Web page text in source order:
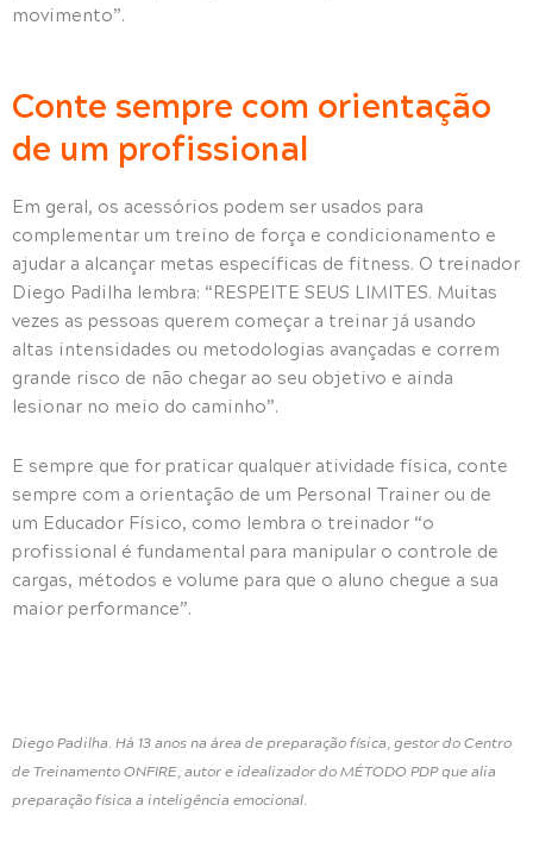
movimento”.
Conte sempre com orientação
de um profissional
Em geral, os acessórios podem ser usados para
complementar um treino de força e condicionamento e
ajudar a alcançar metas específicas de fitness. O treinador
Diego Padilha lembra: “RESPEITE SEUS LIMITES. Muitas
vezes as pessoas querem começar a treinar já usando
altas intensidades ou metodologias avançadas e correm
grande risco de não chegar ao seu objetivo e ainda
lesionar no meio do caminho”.
E sempre que for praticar qualquer atividade física, conte
sempre com a orientação de um Personal Trainer ou de
um Educador Físico, como lembra o treinador “o
profissional é fundamental para manipular o controle de
cargas, métodos e volume para que o aluno chegue a sua
maior performance”.
Diego Padilha. Há 13 anos na área de preparação física, gestor do Centro
de Treinamento ONFIRE, autor e idealizador do MÉTODO PDP que alia
preparação física a inteligência emocional.